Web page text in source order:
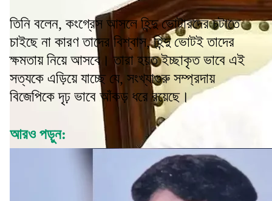
তিনি বলেন, কংগ্রেস আসলে হিন্দু ভোটারদের চটাতে
চাইছে না কারণ তাদের বিশ্বাস, হিন্দু ভোটই তাদের
ক্ষমতায় নিয়ে আসবে। তারা হয়ত ইচ্ছাকৃত ভাবে এই
সত্যকে এড়িয়ে যাচ্ছে যে, সংখ্যাগুরু সম্প্রদায়
বিজেপিকে দৃঢ় ভাবে আঁকড় ধরে রয়েছে।
আরও পড়ুন: